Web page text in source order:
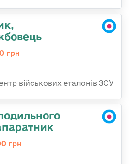
грн
військових еталонів ЗСУ
грн